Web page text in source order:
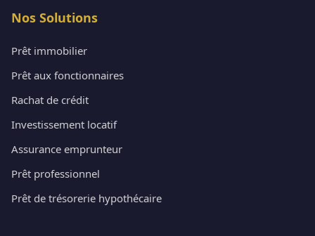
Nos Solutions
Prêt immobilier
Prêt aux fonctionnaires
Rachat de crédit
Investissement locatif
Assurance emprunteur
Prêt professionnel
Prêt de trésorerie hypothécaire